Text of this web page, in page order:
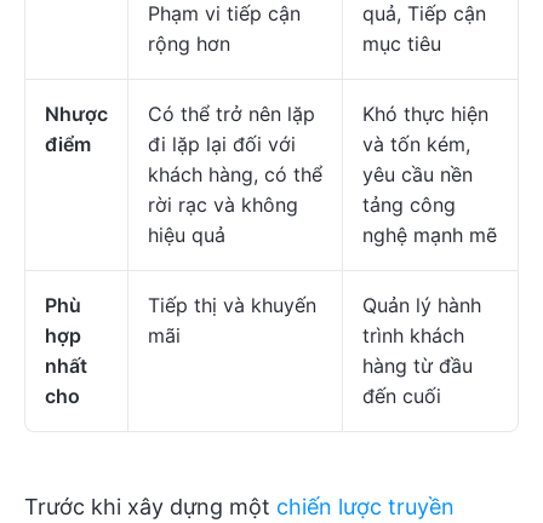
Phạm vi tiếp cận
rộng hơn
quả, Tiếp cận
mục tiêu
Nhược
điểm
Có thể trở nên lặp
đi lặp lại đối với
khách hàng, có thể
rời rạc và không
hiệu quả
Khó thực hiện
và tốn kém,
yêu cầu nền
tảng công
nghệ mạnh mẽ
Phù
hợp
nhất
cho
Tiếp thị và khuyến
mãi
Quản lý hành
trình khách
hàng từ đầu
đến cuối
Trước khi xây dựng một chiến lược truyền